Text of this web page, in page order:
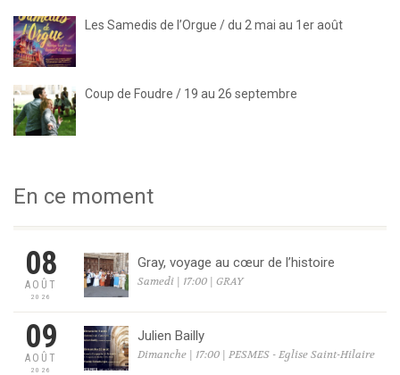
Les Samedis de l’Orgue / du 2 mai au 1er août
Coup de Foudre / 19 au 26 septembre
En ce moment
08
AOÛT
2026
Gray, voyage au cœur de l’histoire
Samedi | 17:00 | GRAY
09
AOÛT
2026
Julien Bailly
Dimanche | 17:00 | PESMES - Eglise Saint-Hilaire